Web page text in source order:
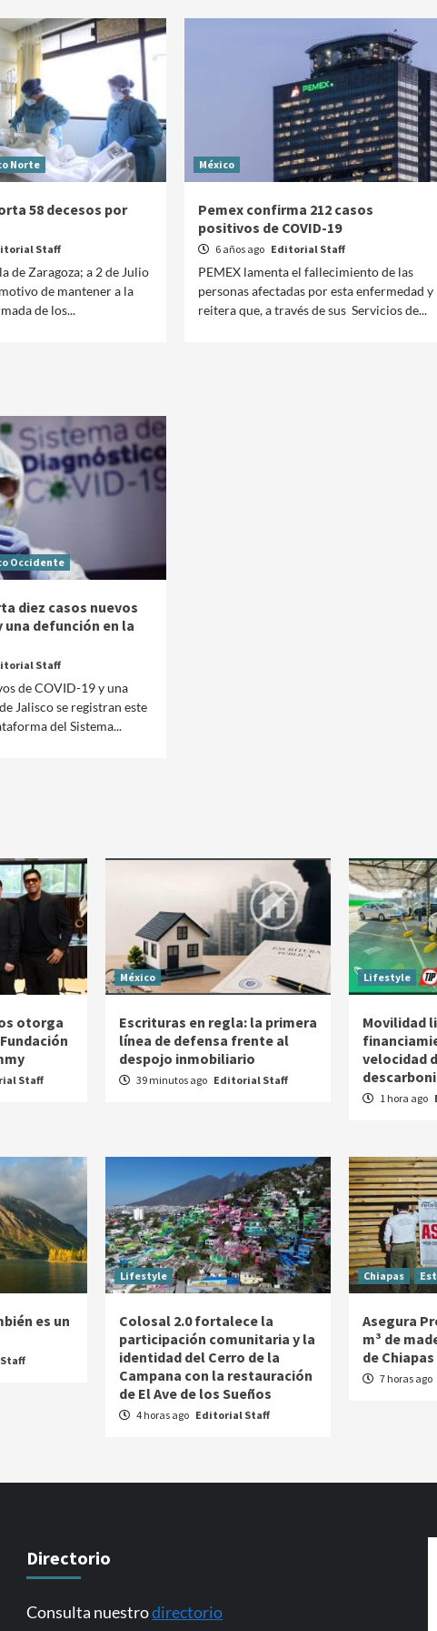
Norte
58 decesos por
Staff
de Zaragoza; a 2 de Julio
de mantener a la
de los...
México
Pemex confirma 212 casos
positivos de COVID-19
6 años ago Editorial Staff
PEMEX lamenta el fallecimiento de las
personas afectadas por esta enfermedad y
reitera que, a través de sus Servicios de...
Occidente
diez casos nuevos
una defunción en la
Staff
de COVID-19 y una
Jalisco se registran este
del Sistema...
Reportes
otorga
Staff
México
Escrituras en regla: la primera
línea de defensa frente al
despojo inmobiliario
39 minutos ago Editorial Staff
Lifestyle
Movilidad
velocidad
1 hora ago
es un
Lifestyle
Colosal 2.0 fortalece la
participación comunitaria y la
identidad del Cerro de la
Campana con la restauración
de El Ave de los Sueños
4 horas ago Editorial Staff
Chiapas
Asegura
m³ de
de Chiapas
7 horas ago
Directorio
Consulta nuestrodirectorio